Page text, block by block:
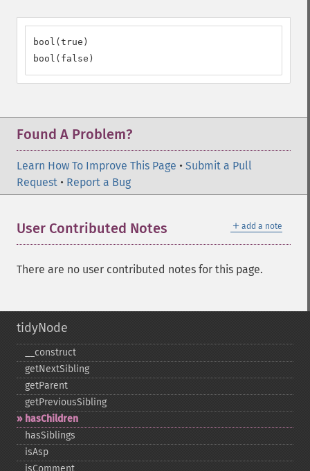
bool(true)
bool(false)
Found A Problem?
Learn How To Improve This Page • Submit a Pull
Request • Report a Bug
＋ add a note
User Contributed Notes
There are no user contributed notes for this page.
tidyNode
_​_​construct
getNextSibling
getParent
getPreviousSibling
hasChildren
hasSiblings
isAsp
isComment